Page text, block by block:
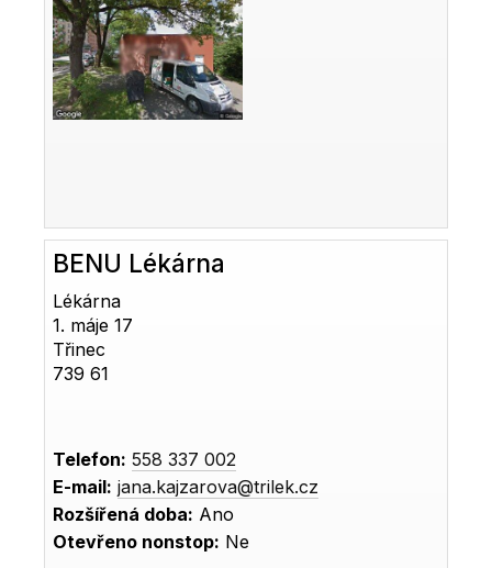
BENU Lékárna
Lékárna
1. máje 17
Třinec
739 61
Telefon: 558 337 002
E-mail: jana.kajzarova@trilek.cz
Rozšířená doba: Ano
Otevřeno nonstop: Ne